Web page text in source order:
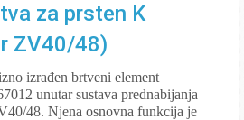
za prsten K
ZV40/48)
izrađen brtveni element
unutar sustava prednabijanja
48. Njena osnovna funkcija je